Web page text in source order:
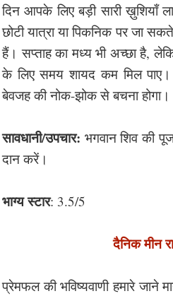
दिन आपके लिए बड़ी सारी ख़ुशियाँ
छोटी यात्रा या पिकनिक पर जा
हैं। सप्ताह का मध्य भी अच्छा है,
के लिए समय शायद कम मिल पाए।
बेवजह की नोक-झोक से बचना होगा।
सावधानी/उपचार: भगवान शिव की
दान करें।
भाग्य स्टार: 3.5/5
दैनिक मीन
प्रेमफल की भविष्यवाणी हमारे जाने